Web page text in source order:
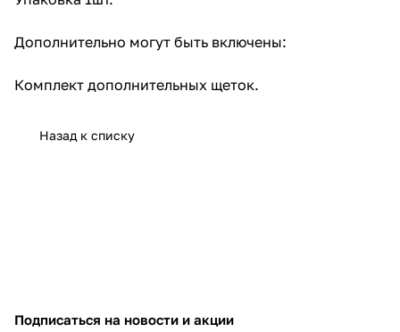
Дополнительно могут быть включены:
Комплект дополнительных щеток.
Назад к списку
Подписаться на новости и акции